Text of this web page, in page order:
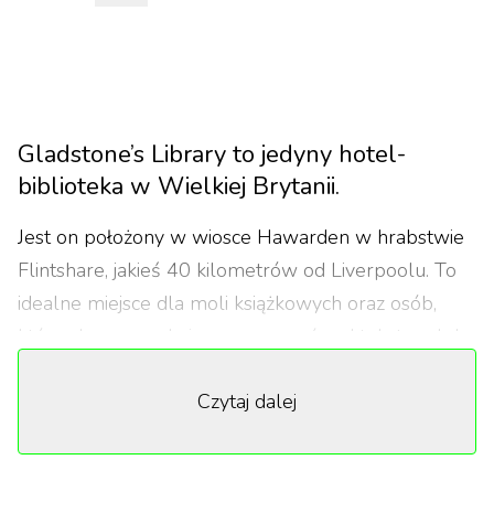
Gladstone’s Library to jedyny hotel-
biblioteka w Wielkiej Brytanii.
Jest on położony w wiosce Hawarden w hrabstwie
Flintshare, jakieś 40 kilometrów od Liverpoolu. To
idealne miejsce dla moli książkowych oraz osób,
które chcą w spokoju popracować nad tekstem lub
sypialni, a w zbiorach biblioteki znajduje się ponad
Czytaj dalej